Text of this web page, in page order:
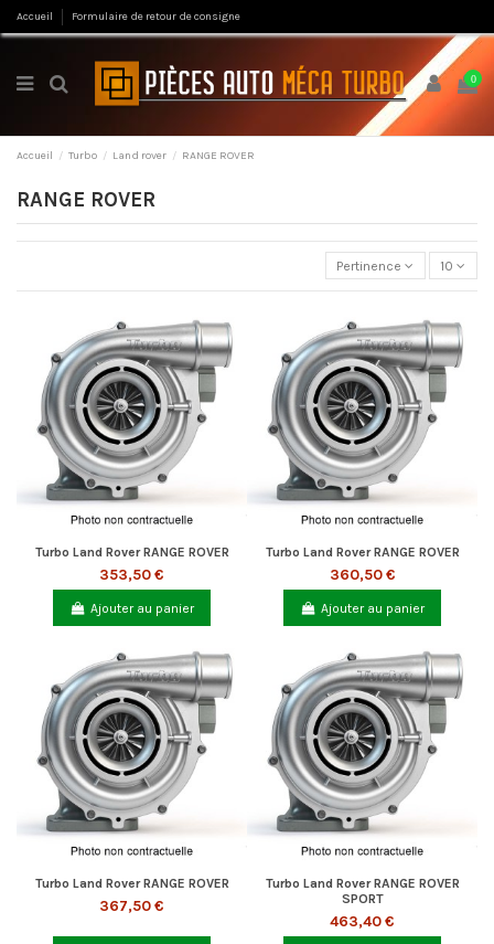
Accueil Formulaire de retour de consigne
0
Accueil Turbo Land rover RANGE ROVER
RANGE ROVER
Pertinence 10
Turbo Land Rover RANGE ROVER
353,50 €
Ajouter au panier
Turbo Land Rover RANGE ROVER
360,50 €
Ajouter au panier
Turbo Land Rover RANGE ROVER
367,50 €
Turbo Land Rover RANGE ROVER
SPORT
463,40 €